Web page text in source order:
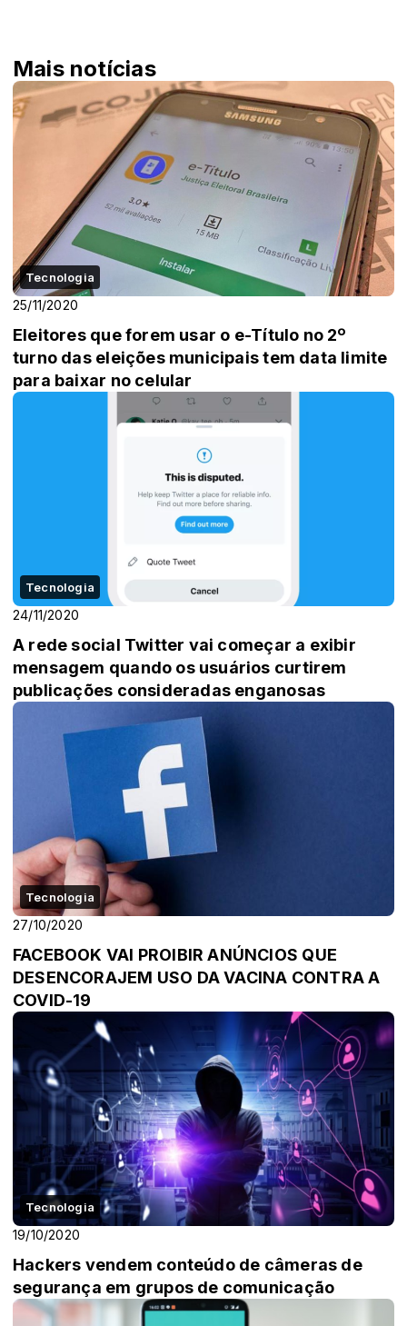
Mais notícias
Tecnologia
25/11/2020
Eleitores que forem usar o e-Título no 2º
turno das eleições municipais tem data limite
para baixar no celular
Tecnologia
24/11/2020
A rede social Twitter vai começar a exibir
mensagem quando os usuários curtirem
publicações consideradas enganosas
Tecnologia
27/10/2020
FACEBOOK VAI PROIBIR ANÚNCIOS QUE
DESENCORAJEM USO DA VACINA CONTRA A
COVID-19
Tecnologia
19/10/2020
Hackers vendem conteúdo de câmeras de
segurança em grupos de comunicação